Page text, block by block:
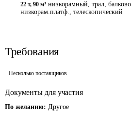
22 т, 90 м³ низкорамный, трал,
низкорам.платф., телескопический
Требования
Несколько поставщиков
Документы для участия
По желанию: Другое